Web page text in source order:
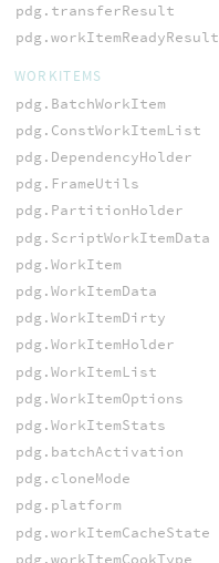
pdg.transferResult
pdg.workItemReadyResult
WORKITEMS
pdg.BatchWorkItem
pdg.ConstWorkItemList
pdg.DependencyHolder
pdg.FrameUtils
pdg.PartitionHolder
pdg.ScriptWorkItemData
pdg.WorkItem
pdg.WorkItemData
pdg.WorkItemDirty
pdg.WorkItemHolder
pdg.WorkItemList
pdg.WorkItemOptions
pdg.WorkItemStats
pdg.batchActivation
pdg.cloneMode
pdg.platform
pdg.workItemCacheState
pdg.workItemCookType